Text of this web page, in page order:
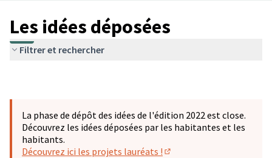
Les idées déposées
Filtrer et rechercher
La phase de dépôt des idées de l'édition 2022 est close.
Découvrez les idées déposées par les habitantes et les
habitants.
Découvrez ici les projets lauréats !